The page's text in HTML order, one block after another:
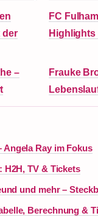
der
FC
–
Frauke
Angela Ray im Fokus
TV & Tickets
und mehr –
Berechnung &